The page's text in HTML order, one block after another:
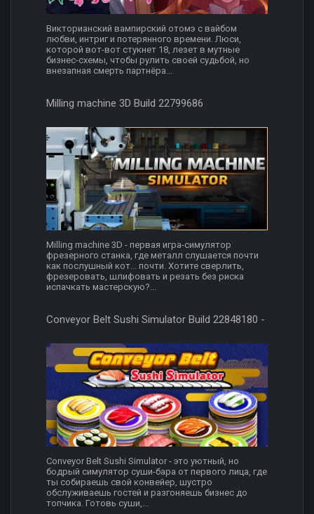
Викторианский вампирский отомэ с вайбом
любви, интриг и потерянного времени. Люси,
которой вот-вот стукнет 18, лезет в мутные
бизнес-схемы, чтобы рулить своей судьбой, но
внезапная смерть партнёра...
Milling machine 3D Build 22799686
Milling machine 3D - первая игра-симулятор
фрезерного станка, где металл слушается почти
как послушный кот... почти. Хотите сверлить,
фрезеровать, шлифовать и резать без риска
испачкать мастерскую?...
Conveyor Belt Sushi Simulator Build 22848180 -
Conveyor Belt Sushi Simulator - это уютный, но
бодрый симулятор суши-бара от первого лица, где
ты собираешь свой конвейер, шустро
обслуживаешь гостей и разгоняешь бизнес до
топчика. Готовь суши,...